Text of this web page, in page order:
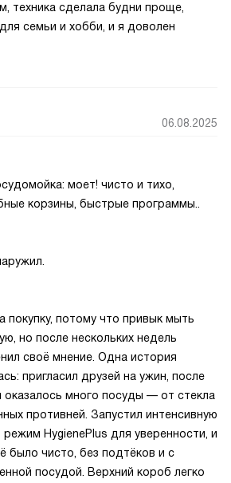
техника сделала будни проще,
семьи и хобби, и я доволен
06.08.2025
моет! чисто и тихо,
корзины, быстрые программы..
покупку, потому что привык мыть
но после нескольких недель
своё мнение. Одна история
пригласил друзей на ужин, после
оказалось много посуды — от стекла
противней. Запустил интенсивную
HygienePlus для уверенности, и
было чисто, без подтёков и с
посудой. Верхний короб легко